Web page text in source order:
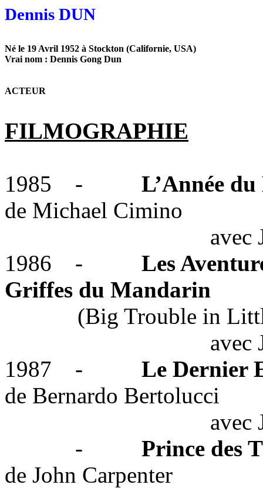
Dennis DUN
Né le 19 Avril 1952 à Stockton (Californie, USA)
Vrai nom : Dennis Gong Dun
ACTEUR
FILMOGRAPHIE
1985 -
L’Année
de Michael Cimino
avec
1986
-
Les
Griffes du Mandarin
(Big Trouble in
avec
1987
-
Le Dernier
de Bernardo Bertolucci
avec
-
Prince des
de John Carpenter